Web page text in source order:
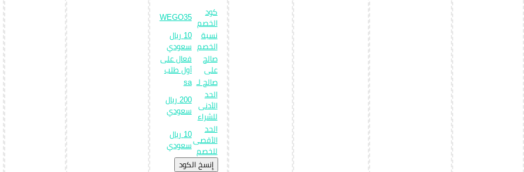
كود
الخصم WEGO35
نسبة
الخصم
10 ريال
سعودي
صالح
على
فعال على
أول طلب
صالح لـ sa
الحد
الأدنى
للشراء
200 ريال
سعودي
الحد
الأقصى
للخصم
10 ريال
سعودي
إِنسخ الكود